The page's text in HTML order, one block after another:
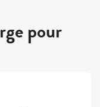
pour